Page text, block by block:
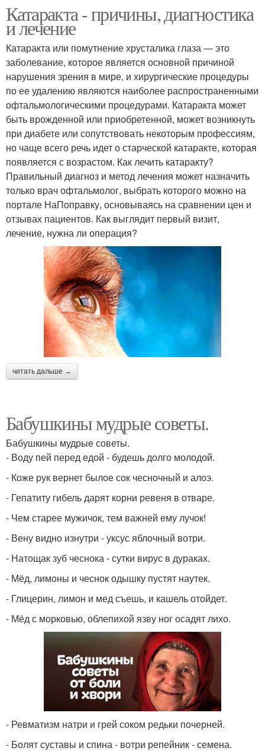
Катаракта - причины, диагностика
и лечение
Катаракта или помутнение хрусталика глаза — это
заболевание, которое является основной причиной
нарушения зрения в мире, и хирургические процедуры
по ее удалению являются наиболее распространенными
офтальмологическими процедурами. Катаракта может
быть врожденной или приобретенной, может возникнуть
при диабете или сопутствовать некоторым профессиям,
но чаще всего речь идет о старческой катаракте, которая
появляется с возрастом. Как лечить катаракту?
Правильный диагноз и метод лечения может назначить
только врач офтальмолог, выбрать которого можно на
портале НаПоправку, основываясь на сравнении цен и
отзывах пациентов. Как выглядит первый визит,
лечение, нужна ли операция?
читать дальше →
Бабушкины мудрые советы.
Бабушкины мудрые советы.
- Воду пей перед едой - будешь долго молодой.
- Коже рук вернет былое сок чесночный и алоэ.
- Гепатиту гибель дарят корни ревеня в отваре.
- Чем старее мужичок, тем важней ему лучок!
- Вену видно изнутри - уксус яблочный вотри.
- Натощак зуб чеснока - сутки вирус в дураках.
- Мёд, лимоны и чеснок одышку пустят наутек.
- Глицерин, лимон и мед съешь, и кашель отойдет.
- Мёд с морковью, облепихой язву ног осадят лихо.
- Ревматизм натри и грей соком редьки почерней.
- Болят суставы и спина - вотри репейник - семена.